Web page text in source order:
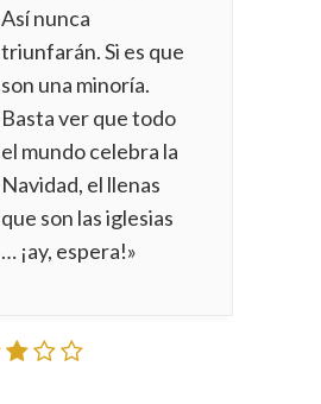
Así nunca
triunfarán. Si es que
son una minoría.
Basta ver que todo
el mundo celebra la
Navidad, el llenas
que son las iglesias
… ¡ay, espera!»